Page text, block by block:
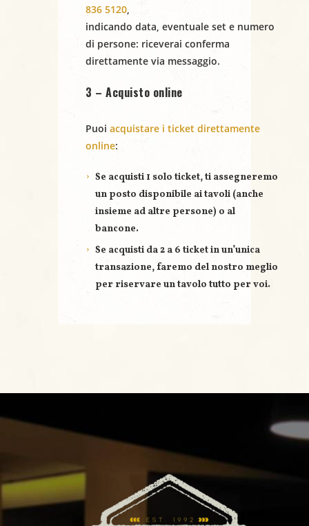
836 5120,
indicando data, eventuale set e numero
di persone: riceverai conferma
direttamente via messaggio.
3 – Acquisto online
Puoi acquistare i ticket direttamente
online:
Se acquisti 1 solo ticket, ti assegneremo
un posto disponibile ai tavoli (anche
insieme ad altre persone) o al
bancone.
Se acquisti da 2 a 6 ticketin un’unica
transazione, faremo del nostro meglio
per riservare untavolo tutto per voi.